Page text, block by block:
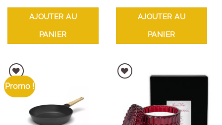
AJOUTER AU
PANIER
AJOUTER AU
PANIER
Promo !
AJOUTER À LA LISTE D'ENVIES